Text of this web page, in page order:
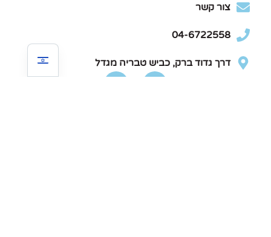
צור קשר
04-6722558
דרך גדוד ברק, כביש טבריה מגדל